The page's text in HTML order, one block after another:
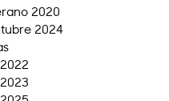
2020
2024